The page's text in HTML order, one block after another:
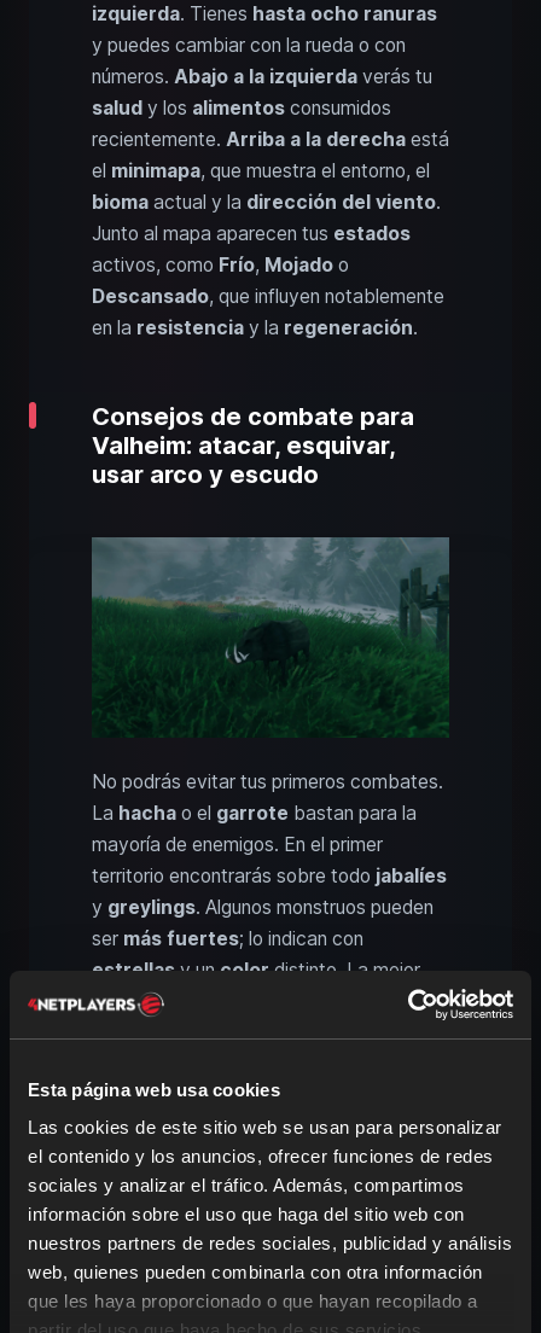
Esta página web usa cookies
Las cookies de este sitio web se usan para personalizar
el contenido y los anuncios, ofrecer funciones de redes
sociales y analizar el tráfico. Además, compartimos
información sobre el uso que haga del sitio web con
nuestros partners de redes sociales, publicidad y análisis
web, quienes pueden combinarla con otra información
que les haya proporcionado o que hayan recopilado a
izquierda. Tienes hasta ocho ranuras
y puedes cambiar con la rueda o con
números. Abajo a la izquierda verás tu
salud y los alimentos consumidos
recientemente. Arriba a la derecha está
el minimapa, que muestra el entorno, el
bioma actual y la dirección del viento.
Junto al mapa aparecen tus estados
activos, como Frío, Mojado o
Descansado, que influyen notablemente
en la resistencia y la regeneración.
Consejos de combate para
Valheim: atacar, esquivar,
usar arco y escudo
No podrás evitar tus primeros combates.
La hacha o el garrote bastan para la
mayoría de enemigos. En el primer
territorio encontrarás sobre todo jabalíes
y greylings. Algunos monstruos pueden
ser más fuertes; lo indican con
estrellas y un color distinto. La mejor
táctica es
y luego
esquivarpararecuperar resistencia.
También te recomendamos este
Arco: Para tu primercombate a
distancia. Lleva siempreflechas.
Escudo: Parabloquearataques. Un
bloqueo bien sincronizado puede
aturdir
brevemente al enemigo.
Armas de sílex
: Reúne
fabricalanzas, nuevasflechas, un